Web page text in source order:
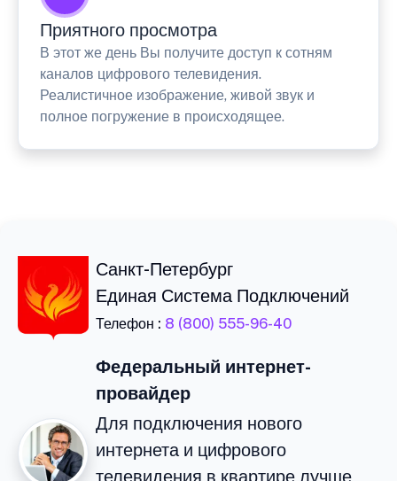
Приятного просмотра
В этот же день Вы получите доступ к сотням
каналов цифрового телевидения.
Реалистичное изображение, живой звук и
полное погружение в происходящее.
Санкт-Петербург
Единая Система Подключений
Телефон : 8 (800) 555-96-40
Федеральный интернет-
провайдер
Для подключения нового
интернета и цифрового